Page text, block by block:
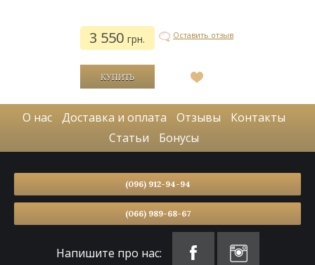
3 550грн. Оставить отзыв
желаний
О нас Доставка и оплата Отзывы
Контакты
Статьи
Бонусы
(096) 912-94-94
(066) 989-68-67
Напишите про нас: